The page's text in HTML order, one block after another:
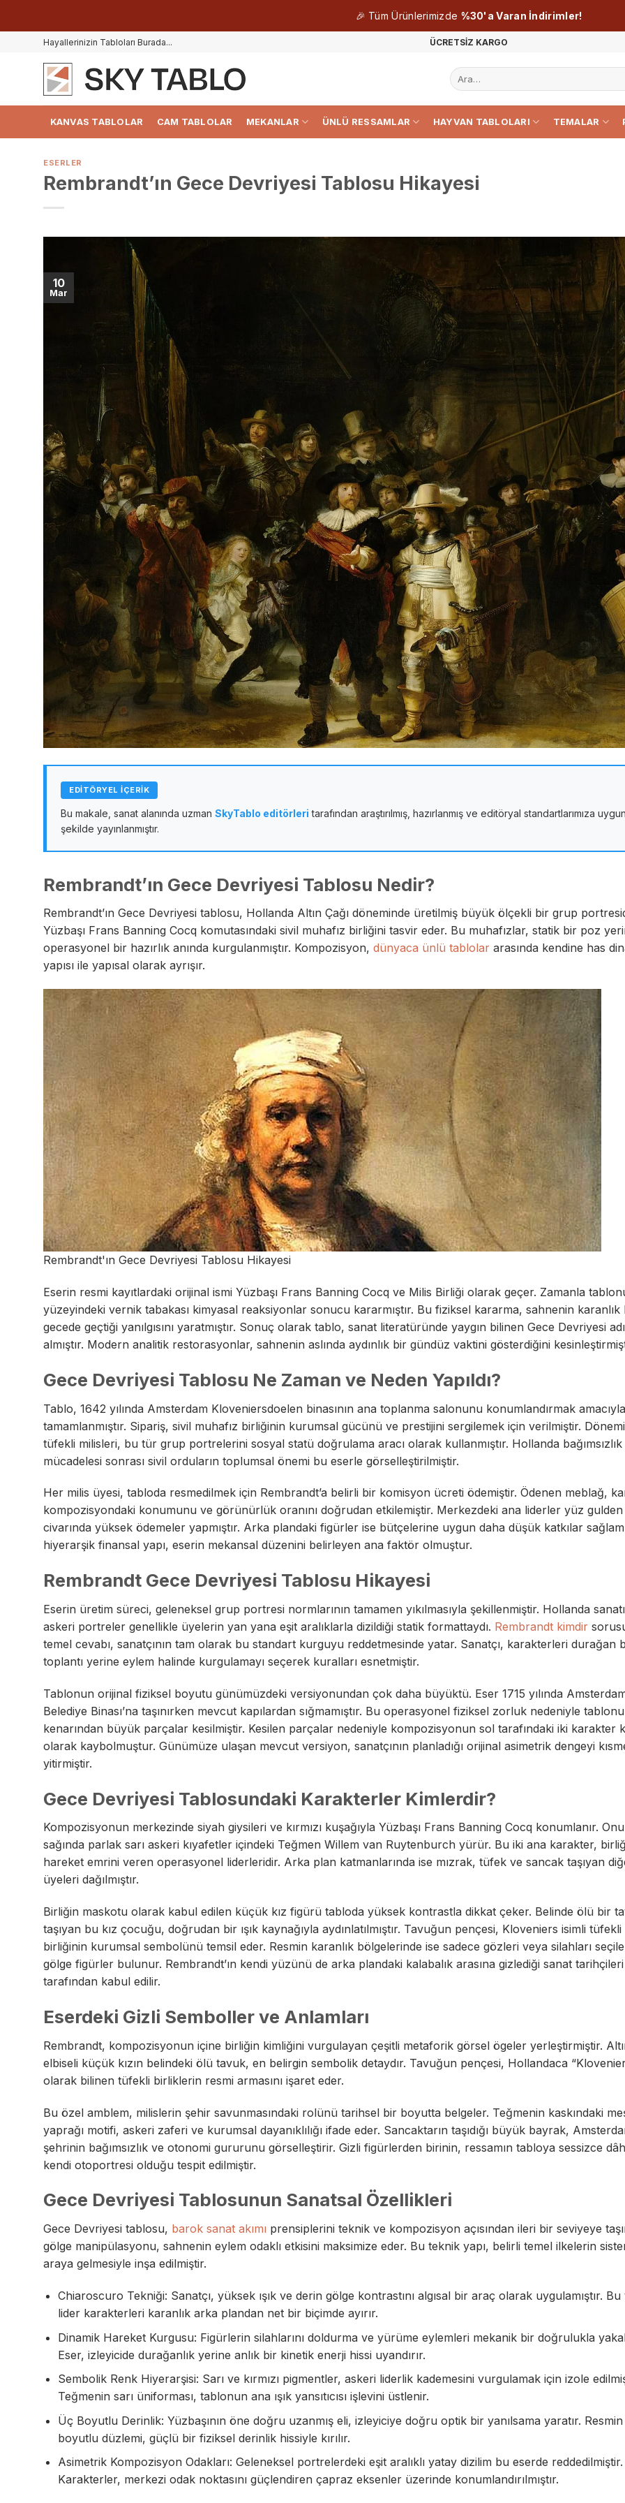
🎉 Tüm Ürünlerimizde %30'a Varan İndirimler!
Hayallerinizin Tabloları Burada... ÜCRETSİZ KARGO
Ara:
KANVAS TABLOLAR CAM TABLOLAR MEKANLAR ÜNLÜ RESSAMLAR HAYVAN TABLOLARI TEMALAR
ESERLER
Rembrandt’ın Gece Devriyesi Tablosu Hikayesi
10
Mar
EDİTÖRYEL İÇERİK
Bu makale, sanat alanında uzman SkyTablo editörleri tarafından araştırılmış, hazırlanmış ve editöryal standartlarımıza uygun
şekilde yayınlanmıştır.
Rembrandt’ın Gece Devriyesi Tablosu Nedir?
Rembrandt’ın Gece Devriyesi tablosu, Hollanda Altın Çağı döneminde üretilmiş büyük ölçekli bir grup
Yüzbaşı Frans Banning Cocq komutasındaki sivil muhafız birliğini tasvir eder. Bu muhafızlar, statik bir poz
operasyonel bir hazırlık anında kurgulanmıştır. Kompozisyon, dünyaca ünlü tablolar arasında kendine has
yapısı ile yapısal olarak ayrışır.
Rembrandt'ın Gece Devriyesi Tablosu Hikayesi
Eserin resmi kayıtlardaki orijinal ismi Yüzbaşı Frans Banning Cocq ve Milis Birliği olarak geçer. Zamanla
yüzeyindeki vernik tabakası kimyasal reaksiyonlar sonucu kararmıştır. Bu fiziksel kararma, sahnenin karanlık
gecede geçtiği yanılgısını yaratmıştır. Sonuç olarak tablo, sanat literatüründe yaygın bilinen Gece Devriyesi
almıştır. Modern analitik restorasyonlar, sahnenin aslında aydınlık bir gündüz vaktini gösterdiğini
Gece Devriyesi Tablosu Ne Zaman ve Neden Yapıldı?
Tablo, 1642 yılında Amsterdam Kloveniersdoelen binasının ana toplanma salonunu konumlandırmak amacıyla
tamamlanmıştır. Sipariş, sivil muhafız birliğinin kurumsal gücünü ve prestijini sergilemek için verilmiştir.
tüfekli milisleri, bu tür grup portrelerini sosyal statü doğrulama aracı olarak kullanmıştır. Hollanda bağımsızlık
mücadelesi sonrası sivil orduların toplumsal önemi bu eserle görselleştirilmiştir.
Her milis üyesi, tabloda resmedilmek için Rembrandt’a belirli bir komisyon ücreti ödemiştir. Ödenen meblağ,
kompozisyondaki konumunu ve görünürlük oranını doğrudan etkilemiştir. Merkezdeki ana liderler yüz gulden
civarında yüksek ödemeler yapmıştır. Arka plandaki figürler ise bütçelerine uygun daha düşük katkılar
hiyerarşik finansal yapı, eserin mekansal düzenini belirleyen ana faktör olmuştur.
Rembrandt Gece Devriyesi Tablosu Hikayesi
Eserin üretim süreci, geleneksel grup portresi normlarının tamamen yıkılmasıyla şekillenmiştir. Hollanda
askeri portreler genellikle üyelerin yan yana eşit aralıklarla dizildiği statik formattaydı. Rembrandt kimdir
temel cevabı, sanatçının tam olarak bu standart kurguyu reddetmesinde yatar. Sanatçı, karakterleri durağan
toplantı yerine eylem halinde kurgulamayı seçerek kuralları esnetmiştir.
Tablonun orijinal fiziksel boyutu günümüzdeki versiyonundan çok daha büyüktü. Eser 1715 yılında
Belediye Binası’na taşınırken mevcut kapılardan sığmamıştır. Bu operasyonel fiziksel zorluk nedeniyle
kenarından büyük parçalar kesilmiştir. Kesilen parçalar nedeniyle kompozisyonun sol tarafındaki iki karakter
olarak kaybolmuştur. Günümüze ulaşan mevcut versiyon, sanatçının planladığı orijinal asimetrik dengeyi
yitirmiştir.
Gece Devriyesi Tablosundaki Karakterler Kimlerdir?
Kompozisyonun merkezinde siyah giysileri ve kırmızı kuşağıyla Yüzbaşı Frans Banning Cocq konumlanır.
sağında parlak sarı askeri kıyafetler içindeki Teğmen Willem van Ruytenburch yürür. Bu iki ana karakter,
hareket emrini veren operasyonel liderleridir. Arka plan katmanlarında ise mızrak, tüfek ve sancak taşıyan
üyeleri dağılmıştır.
Birliğin maskotu olarak kabul edilen küçük kız figürü tabloda yüksek kontrastla dikkat çeker. Belinde ölü bir
taşıyan bu kız çocuğu, doğrudan bir ışık kaynağıyla aydınlatılmıştır. Tavuğun pençesi, Kloveniers isimli tüfekli
birliğinin kurumsal sembolünü temsil eder. Resmin karanlık bölgelerinde ise sadece gözleri veya silahları
gölge figürler bulunur. Rembrandt’ın kendi yüzünü de arka plandaki kalabalık arasına gizlediği sanat tarihçileri
tarafından kabul edilir.
Eserdeki Gizli Semboller ve Anlamları
Rembrandt, kompozisyonun içine birliğin kimliğini vurgulayan çeşitli metaforik görsel ögeler yerleştirmiştir.
elbiseli küçük kızın belindeki ölü tavuk, en belirgin sembolik detaydır. Tavuğun pençesi, Hollandaca
olarak bilinen tüfekli birliklerin resmi armasını işaret eder.
Bu özel amblem, milislerin şehir savunmasındaki rolünü tarihsel bir boyutta belgeler. Teğmenin kaskındaki
yaprağı motifi, askeri zaferi ve kurumsal dayanıklılığı ifade eder. Sancaktarın taşıdığı büyük bayrak,
şehrinin bağımsızlık ve otonomi gururunu görselleştirir. Gizli figürlerden birinin, ressamın tabloya sessizce
kendi otoportresi olduğu tespit edilmiştir.
Gece Devriyesi Tablosunun Sanatsal Özellikleri
Gece Devriyesi tablosu, barok sanat akımı prensiplerini teknik ve kompozisyon açısından ileri bir seviyeye
gölge manipülasyonu, sahnenin eylem odaklı etkisini maksimize eder. Bu teknik yapı, belirli temel ilkelerin
araya gelmesiyle inşa edilmiştir.
Chiaroscuro Tekniği: Sanatçı, yüksek ışık ve derin gölge kontrastını algısal bir araç olarak uygulamıştır.
lider karakterleri karanlık arka plandan net bir biçimde ayırır.
Dinamik Hareket Kurgusu: Figürlerin silahlarını doldurma ve yürüme eylemleri mekanik bir doğrulukla
Eser, izleyicide durağanlık yerine anlık bir kinetik enerji hissi uyandırır.
Sembolik Renk Hiyerarşisi: Sarı ve kırmızı pigmentler, askeri liderlik kademesini vurgulamak için izole
Teğmenin sarı üniforması, tablonun ana ışık yansıtıcısı işlevini üstlenir.
Üç Boyutlu Derinlik: Yüzbaşının öne doğru uzanmış eli, izleyiciye doğru optik bir yanılsama yaratır. Resmin
boyutlu düzlemi, güçlü bir fiziksel derinlik hissiyle kırılır.
Asimetrik Kompozisyon Odakları: Geleneksel portrelerdeki eşit aralıklı yatay dizilim bu eserde reddedilmiştir.
Karakterler, merkezi odak noktasını güçlendiren çapraz eksenler üzerinde konumlandırılmıştır.